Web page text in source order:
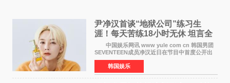
尹净汉首谈“地狱公司”练习生
涯！每天苦练18小时无休 坦言全
靠成员撑过来
中国娱乐网讯 www yule com cn 韩国男团
SEVENTEEN成员净汉近日在节目中首度公开出
道前的残酷练习生经历，并提及经纪公司Pledis
娱乐，引发广泛关注。 在8月2日播出的日本
TBS综艺节目《周
韩国娱乐